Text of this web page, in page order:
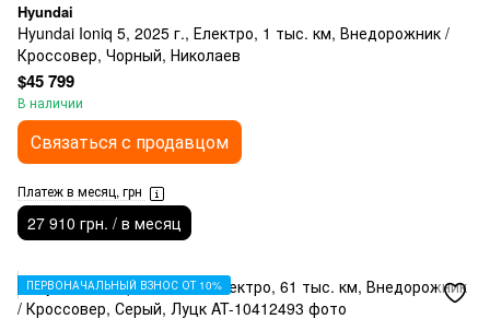
Hyundai
Hyundai Ioniq 5, 2025 г., Електро, 1 тыс. км, Внедорожник /
Кроссовер, Чорный, Николаев
$45 799
В наличии
Связаться с продавцом
Платеж в месяц, грн
27 910 грн. / в месяц
ПЕРВОНАЧАЛЬНЫЙ ВЗНОС ОТ 10%